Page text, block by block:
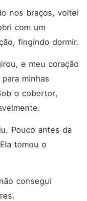
nos braços, voltei
com um
e meu coração
minhas
o cobertor,
Pouco antes da
tomou o
consegui